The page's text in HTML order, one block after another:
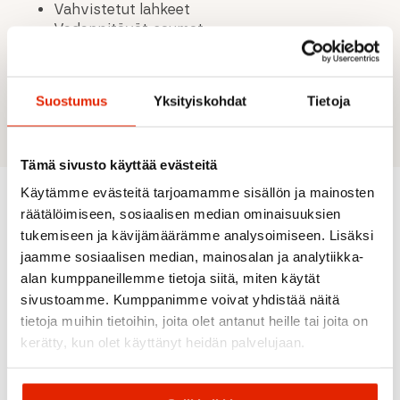
Suostumus Yksityiskohdat Tietoja
Tämä sivusto käyttää evästeitä
Käytämme evästeitä tarjoamamme sisällön ja mainosten
räätälöimiseen, sosiaalisen median ominaisuuksien
tukemiseen ja kävijämäärämme analysoimiseen. Lisäksi
jaamme sosiaalisen median, mainosalan ja analytiikka-
alan kumppaneillemme tietoja siitä, miten käytät
sivustoamme. Kumppanimme voivat yhdistää näitä
tietoja muihin tietoihin, joita olet antanut heille tai joita on
kerätty, kun olet käyttänyt heidän palvelujaan.
Vahvistetut lahkeet
Vedenpitävät saumat
Vetoketjulliset taskut
Suositeltua sinulle
ALE ALE ALE ALE